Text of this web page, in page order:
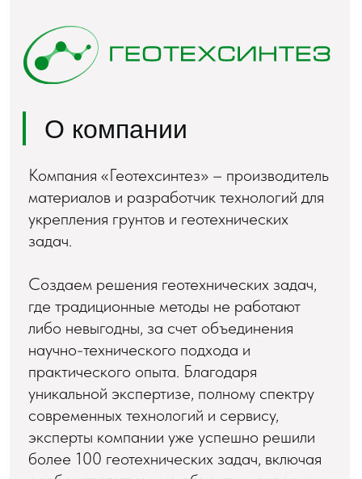
Заявка
1
Анализ задачи, осмотр
обследований
Разработка технического
решения и расчеты,
3
Приглашение
сертифицированных
исполнителей
4
Поставка материалов и
оборудования на объект
5
Сопровождение работ и
6